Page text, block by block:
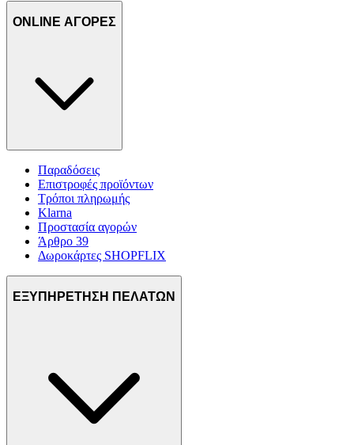
ONLINE ΑΓΟΡΕΣ
Παραδόσεις
Επιστροφές προϊόντων
Τρόποι πληρωμής
Klarna
Προστασία αγορών
Άρθρο 39
Δωροκάρτες SHOPFLIX
ΕΞΥΠΗΡΕΤΗΣΗ ΠΕΛΑΤΩΝ